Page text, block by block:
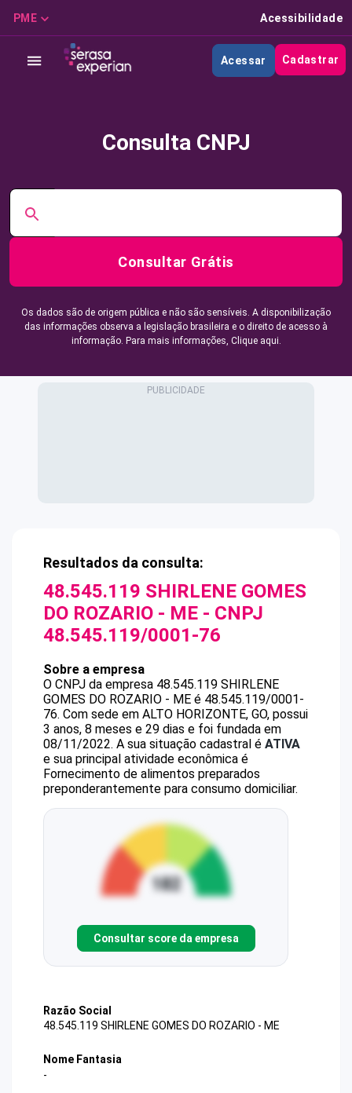
PME Acessibilidade
Acessar Cadastrar
Consulta CNPJ
Consultar Grátis
Os dados são de origem pública e não são sensíveis. A disponibilização
das informações observa a legislação brasileira e o direito de acesso à
informação. Para mais informações, Clique aqui.
Resultados da consulta:
48.545.119 SHIRLENE GOMES
DO ROZARIO - ME - CNPJ
48.545.119/0001-76
Sobre a empresa
O CNPJ da empresa 48.545.119 SHIRLENE
GOMES DO ROZARIO - ME é 48.545.119/0001-
76. Com sede em ALTO HORIZONTE, GO, possui
3 anos, 8 meses e 29 dias e foi fundada em
08/11/2022. A sua situação cadastral é ATIVA
e sua principal atividade econômica é
Fornecimento de alimentos preparados
preponderantemente para consumo domiciliar.
Consultar score da empresa
Razão Social
48.545.119 SHIRLENE GOMES DO ROZARIO - ME
Nome Fantasia
-